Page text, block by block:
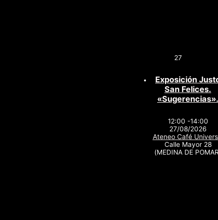
27
Exposición
San Felices.
«Sugerencias».
12:00 -14:00
27/08/2026
Ateneo Café
Calle Mayor 28
(MEDINA DE